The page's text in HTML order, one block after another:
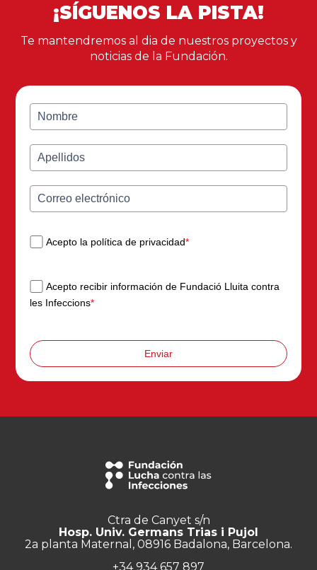
¡SÍGUENOS LA PISTA!
Te mantendremos al dia de nuestros proyectos y
noticias de la Fundación.
Acepto la política de privacidad*
Acepto recibir información de Fundació Lluita contra
les Infeccions*
Enviar
Ctra de Canyet s/n
Hosp. Univ. Germans Trias i Pujol
2a planta Maternal, 08916 Badalona, Barcelona.
+34 934 657 897